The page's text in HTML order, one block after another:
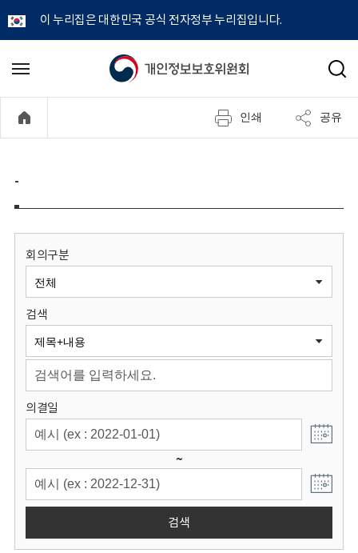
이 누리집은 대한민국 공식 전자정부 누리집입니다.
개
정
보
원
회
메
기
검
인쇄 공유
-
회의구분
검색
의결일
~
검색